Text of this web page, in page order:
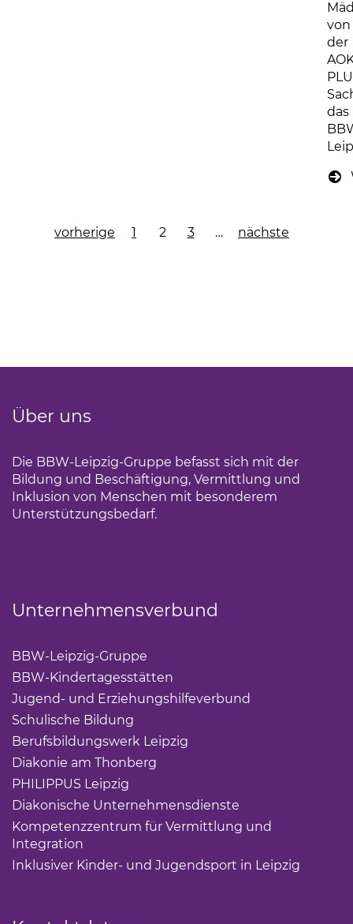
von
der
das
vorherige 1 2 3 … nächste
Über uns
Die BBW-Leipzig-Gruppe befasst sich mit der
Bildung und Beschäftigung, Vermittlung und
Inklusion von Menschen mit besonderem
Unterstützungsbedarf.
Unternehmensverbund
BBW-Leipzig-Gruppe
BBW-Kindertagesstätten
Jugend- und Erziehungshilfeverbund
Schulische Bildung
Berufsbildungswerk Leipzig
Diakonie am Thonberg
PHILIPPUS Leipzig
Diakonische Unternehmensdienste
Kompetenzzentrum für Vermittlung und
Integration
Inklusiver Kinder- und Jugendsport in Leipzig